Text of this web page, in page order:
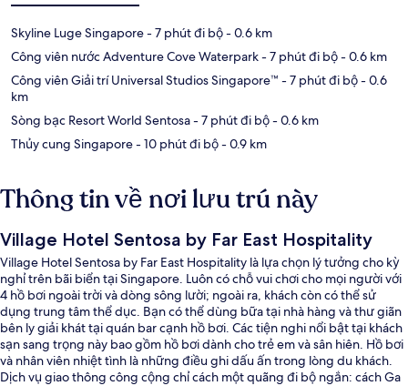
Skyline Luge Singapore- 7 phút đi bộ- 0.6 km
Công viên nước Adventure Cove Waterpark- 7 phút đi bộ- 0.6 km
Công viên Giải trí Universal Studios Singapore™ - 7 phút đi bộ- 0.6
km
Sòng bạc Resort World Sentosa- 7 phút đi bộ- 0.6 km
Thủy cung Singapore- 10 phút đi bộ- 0.9 km
Thông tin về nơi lưu trú này
Village Hotel Sentosa by Far East Hospitality
Village Hotel Sentosa by Far East Hospitality là lựa chọn lý tưởng cho kỳ
nghỉ trên bãi biển tại Singapore. Luôn có chỗ vui chơi cho mọi người với
4 hồ bơi ngoài trời và dòng sông lười; ngoài ra, khách còn có thể sử
dụng trung tâm thể dục. Bạn có thể dùng bữa tại nhà hàng và thư giãn
bên ly giải khát tại quán bar cạnh hồ bơi. Các tiện nghi nổi bật tại khách
sạn sang trọng này bao gồm hồ bơi dành cho trẻ em và sân hiên. Hồ bơi
và nhân viên nhiệt tình là những điều ghi dấu ấn trong lòng du khách.
Dịch vụ giao thông công cộng chỉ cách một quãng đi bộ ngắn: cách Ga